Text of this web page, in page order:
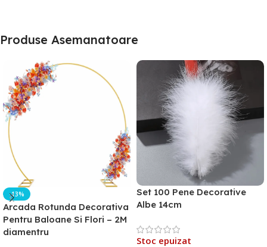
Produse Asemanatoare
-13%
Arcada Rotunda Decorativa
Pentru Baloane Si Flori – 2M
diamentru
Set 100 Pene Decorative
Albe 14cm
Stoc epuizat